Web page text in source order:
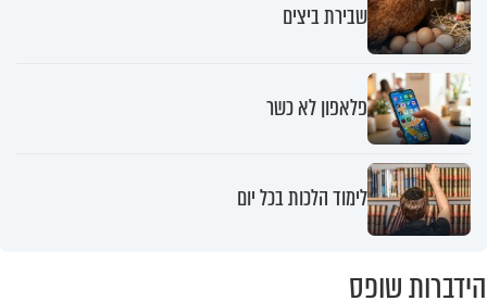
שבירת ביצים
פלאפון לא כשר
לימוד הלכות בכל יום
הידברות שופס